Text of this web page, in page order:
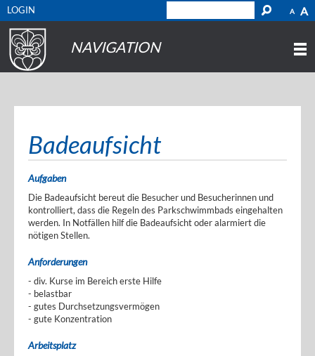
A A
LOGIN
NAVIGATION
Badeaufsicht
Aufgaben
Die Badeaufsicht bereut die Besucher und Besucherinnen und
kontrolliert, dass die Regeln des Parkschwimmbads eingehalten
werden. In Notfällen hilf die Badeaufsicht oder alarmiert die
nötigen Stellen.
Anforderungen
- div. Kurse im Bereich erste Hilfe
- belastbar
- gutes Durchsetzungsvermögen
- gute Konzentration
Arbeitsplatz